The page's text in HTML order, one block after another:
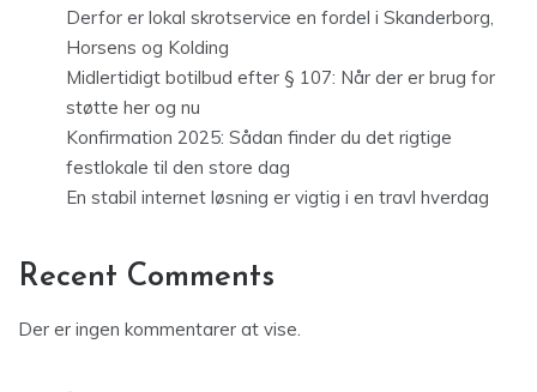
Derfor er lokal skrotservice en fordel i Skanderborg,
Horsens og Kolding
Midlertidigt botilbud efter § 107: Når der er brug for
støtte her og nu
Konfirmation 2025: Sådan finder du det rigtige
festlokale til den store dag
En stabil internet løsning er vigtig i en travl hverdag
Recent Comments
Der er ingen kommentarer at vise.